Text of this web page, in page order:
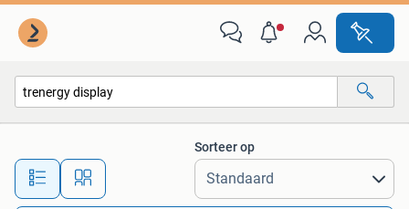
Alle afstanden…
Sorteer op